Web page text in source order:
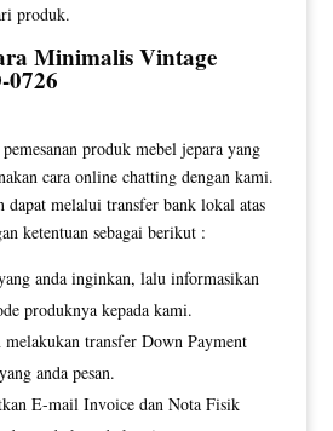
produk.
Minimalis Vintage
produk mebel jepara yang
cara online chatting dengan kami.
dapat melalui transfer bank lokal atas
ketentuan sebagai berikut :
anda inginkan, lalu informasikan
produknya kepada kami.
transfer Down Payment
anda pesan.
E-mail Invoice dan Nota Fisik